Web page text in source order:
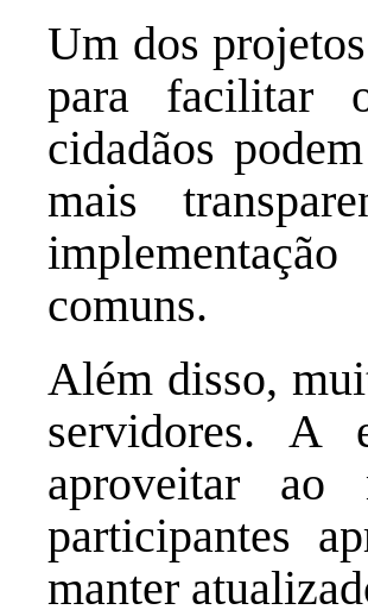
Um dos
para facilitar
cidadãos
mais
comuns.
Além disso,
servidores. A
aproveitar ao
participantes
manter